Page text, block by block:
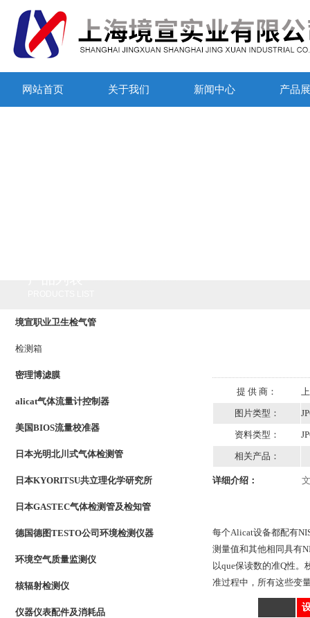
网站首页 关于我们 新闻中心 产品
境宣职业卫生检气管
检测箱
密理博滤膜
alicat气体流量计控制器
美国BIOS流量校准器
日本光明北川式气体检测管
日本KYORITSU共立理化学研究所
日本GASTEC气体检测管及检知管
德国德图TESTO公司环境检测仪器
环境空气质量监测仪
核辐射检测仪
仪器仪表配件及消耗品
提 供 商：
图片类型：
资料类型：
相关产品：
详细介绍：
每个Alicat设备都配有
测量值和其他相同具有
以que保读数的准Q性
准过程中，所有这些变